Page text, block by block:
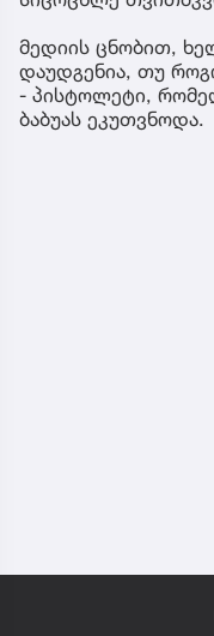
პოლიციის ცნობით,
ნონთაბურის
ცეცხლი გახსნა მას
ბაბუა მათივე
ცხოვრობდა.